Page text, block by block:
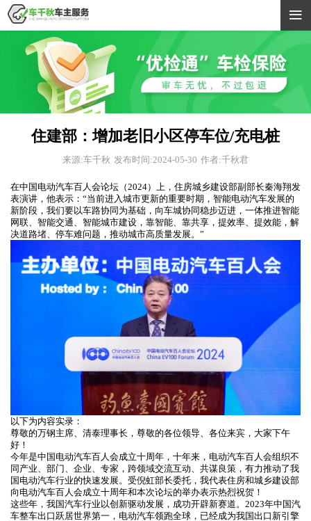

住建部：增加老旧小区停车位/充电桩
来源:车千秋 发布时间:2024-05-30 作者:千秋君
在中国电动汽车百人会论坛（2024）上，住房城乡建设部副部长秦海翔发
表演讲，他表示：“当前进入城市更新的重要时期，智能电动汽车发展的
新阶段，我们要以车路协同为基础，向车城协同稳步迈进，一体推进智能
网联、智能交通、智能城市建设，靠智能、靠共享，提效率、提效能，解
决道路堵、停车难问题，推动城市高质量发展。”
以下为内容实录：
尊敬的万钢主席、清泰理事长，尊敬的各位领导、各位来宾，大家下午
好！
今年是中国电动汽车百人会成立十周年，十年来，电动汽车百人会组织不
同产业、部门、企业、专家，跨领域交流互动、共谋良策，有力推动了我
国电动汽车行业的快速发展。受倪虹部长委托，我代表住房和城乡建设部
向电动汽车百人会成立十周年和本次论坛的举办表示热烈祝贺！
这些年，我国汽车行业以创新驱动发展，成功开辟新赛道。2023年中国汽
车整车出口跃居世界第一，电动汽车领跑全球，已经成为我国出口新引擎